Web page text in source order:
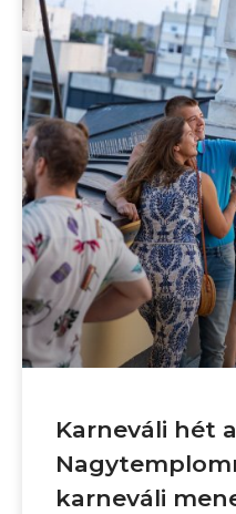
Karneváli hét a
karneváli